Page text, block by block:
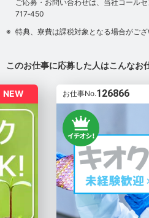
ご応募・お問い合わせは、当社コール
717‐450
特典、寮費は課税対象となる場合がござ
このお仕事に応募した人はこんなお
NEW お仕事No.126866